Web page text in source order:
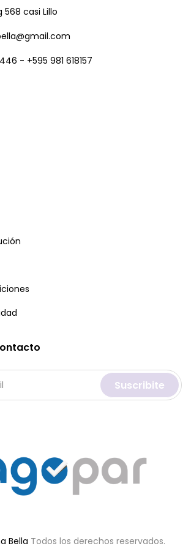
568 casi Lillo
- +595 981 618157
Suscribite
Bella Todos los derechos reservados.